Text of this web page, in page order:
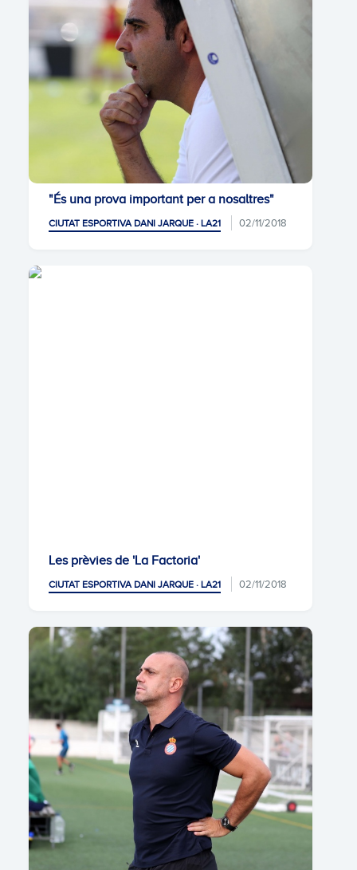
"És una prova important per a nosaltres"
CIUTAT ESPORTIVA DANI JARQUE · LA21 02/11/2018
Les prèvies de 'La Factoria'
CIUTAT ESPORTIVA DANI JARQUE · LA21 02/11/2018